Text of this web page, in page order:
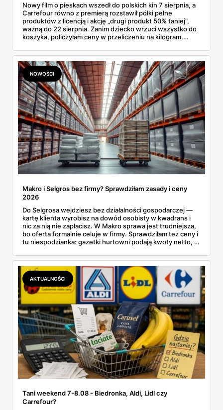
Nowy film o pieskach wszedł do polskich kin 7 sierpnia, a
Carrefour równo z premierą rozstawił półki pełne
produktów z licencją i akcję „drugi produkt 50% taniej",
ważną do 22 sierpnia. Zanim dziecko wrzuci wszystko do
koszyka, policzyłam ceny w przeliczeniu na kilogram.
prawie 140 zł za kilogram, ale lody do mrożenia i rurki
waflowe bronią się nawet bez rabatu.
NOWOŚCI
Makro i Selgros bez firmy? Sprawdziłam zasady i ceny
2026
Do Selgrosa wejdziesz bez działalności gospodarczej —
kartę klienta wyrobisz na dowód osobisty w kwadrans i
nic za nią nie zapłacisz. W Makro sprawa jest trudniejsza,
bo oferta formalnie celuje w firmy. Sprawdziłam też ceny i
tu niespodzianka: gazetki hurtowni podają kwoty netto, a
zawsze wygrywa — ta sama kawa ziarnista kosztuje w
Makro ponad dwa razy więcej niż w weekendowej
promocji dyskontu.
AKTUALNOŚCI
Tani weekend 7-8.08 - Biedronka, Aldi, Lidl czy
Carrefour?